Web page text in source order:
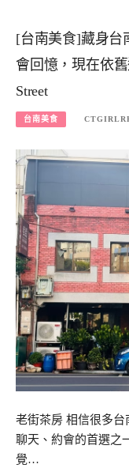
[台南美食]藏身台
會回憶，現在依
Street
台南美食
老街茶房 相信很多台
聊天、約會的首選之
覺…